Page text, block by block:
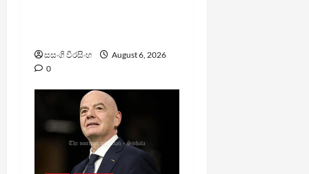
සසංගි වීරසිංහ
August 6, 2026
0